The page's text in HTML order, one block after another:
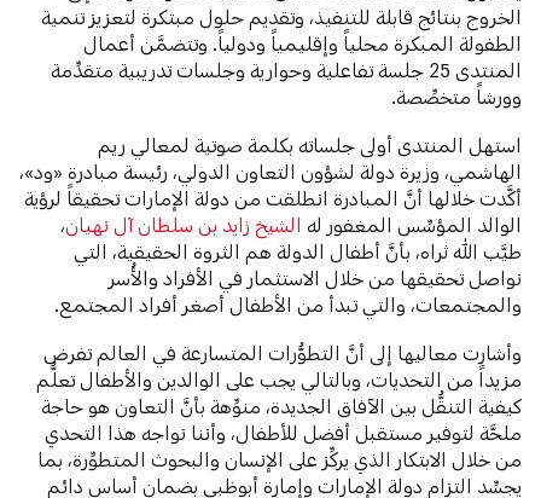
الخروج بنتائج قابلة للتنفيذ، وتقديم حلول مبتكرة لتعزيز تنمية
الطفولة المبكرة محلياً وإقليمياً ودولياً. وتتضمَّن أعمال
المنتدى 25 جلسة تفاعلية وحوارية وجلسات تدريبية متقدِّمة
وورشاً متخصِّصة.
استهل المنتدى أولى جلساته بكلمة صوتية لمعالي ريم
الهاشمي، وزيرة دولة لشؤون التعاون الدولي، رئيسة مبادرة «ود»،
أكَّدت خلالها أنَّ المبادرة انطلقت من دولة الإمارات تحقيقاً لرؤية
الوالد المؤسِّس المغفور لهالشيخ زايد بن سلطان آل نهيان،
طيَّب الله ثراه، بأنَّ أطفال الدولة هم الثروة الحقيقية، التي
نواصل تحقيقها من خلال الاستثمار في الأفراد والأُسر
والمجتمعات، والتي تبدأ من الأطفال أصغر أفراد المجتمع.
وأشارت معاليها إلى أنَّ التطوُّرات المتسارعة في العالم تفرض
مزيداً من التحديات، وبالتالي يجب على الوالدين والأطفال تعلُّم
كيفية التنقُّل بين الآفاق الجديدة، منوِّهة بأنَّ التعاون هو حاجة
ملحَّة لتوفير مستقبل أفضل للأطفال، وأننا نواجه هذا التحدي
من خلال الابتكار الذي يركِّز على الإنسان والبحوث المتطوِّرة، بما
يجسِّد التزام دولة الإمارات وإمارة أبوظبي بضمان أساس دائم